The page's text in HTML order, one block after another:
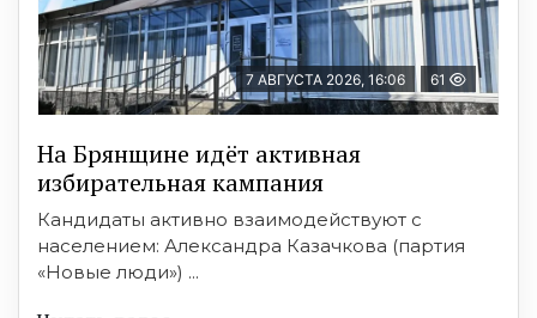
7 АВГУСТА 2026, 16:06 61
На Брянщине идёт активная
избирательная кампания
Кандидаты активно взаимодействуют с
населением: Александра Казачкова (партия
«Новые люди») ...